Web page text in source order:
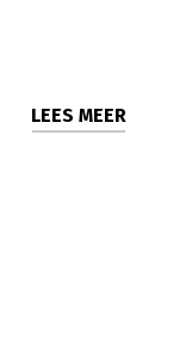
LEES MEER